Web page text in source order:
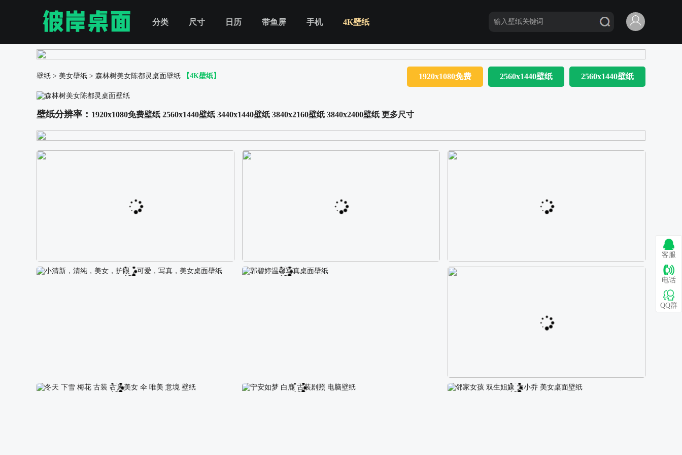
分类 尺寸 日历 带鱼屏 手机 4K壁纸
壁纸 > 美女壁纸 > 森林树美女陈都灵桌面壁纸 【4K壁纸】 1920x1080免费 2560x1440壁纸 2560x1440壁纸
壁纸分辨率： 1920x1080免费壁纸 2560x1440壁纸 3440x1440壁纸 3840x2160壁纸 3840x2400壁纸 更多尺寸
阿尔卑斯山区自然风景壁纸 校园长发可爱美女4K电脑壁纸 巴图 古风白衣女孩骑马壁纸
小清新，清纯，美女，护眼，可爱，写真，美女桌面壁纸 郭碧婷温馨写真桌面壁纸
客服
电话
QQ群